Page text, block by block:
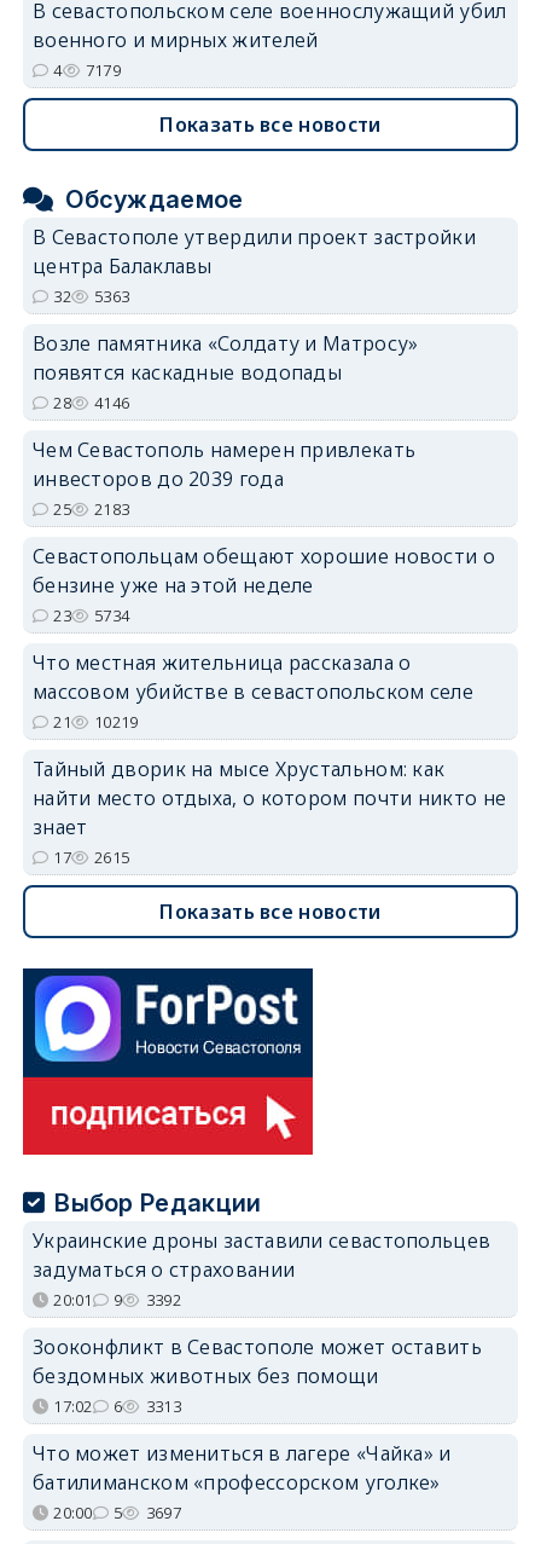
В севастопольском селе военнослужащий убил
военного и мирных жителей
4 7179
Показать все новости
Обсуждаемое
В Севастополе утвердили проект застройки
центра Балаклавы
32 5363
Возле памятника «Солдату и Матросу»
появятся каскадные водопады
28 4146
Чем Севастополь намерен привлекать
инвесторов до 2039 года
25 2183
Севастопольцам обещают хорошие новости о
бензине уже на этой неделе
23 5734
Что местная жительница рассказала о
массовом убийстве в севастопольском селе
21 10219
Тайный дворик на мысе Хрустальном: как
найти место отдыха, о котором почти никто не
знает
17 2615
Показать все новости
Выбор Редакции
Украинские дроны заставили севастопольцев
задуматься о страховании
20:01 9 3392
Зооконфликт в Севастополе может оставить
бездомных животных без помощи
17:02 6 3313
Что может измениться в лагере «Чайка» и
батилиманском «профессорском уголке»
20:00 5 3697